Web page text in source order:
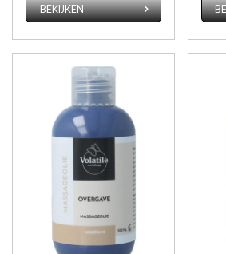
BEKIJKEN